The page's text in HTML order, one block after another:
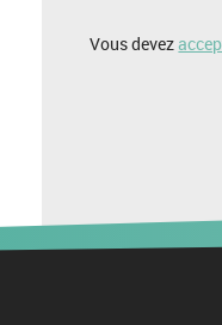
Vous devez